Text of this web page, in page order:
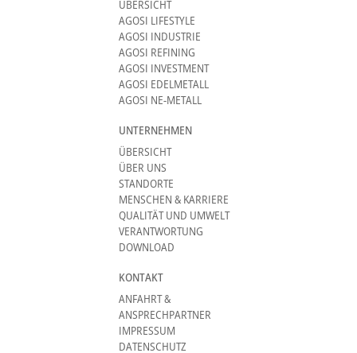
ÜBERSICHT
AGOSI LIFESTYLE
AGOSI INDUSTRIE
AGOSI REFINING
AGOSI INVESTMENT
AGOSI EDELMETALL
AGOSI NE-METALL
UNTERNEHMEN
ÜBERSICHT
ÜBER UNS
STANDORTE
MENSCHEN & KARRIERE
QUALITÄT UND UMWELT
VERANTWORTUNG
DOWNLOAD
KONTAKT
ANFAHRT &
ANSPRECHPARTNER
IMPRESSUM
DATENSCHUTZ